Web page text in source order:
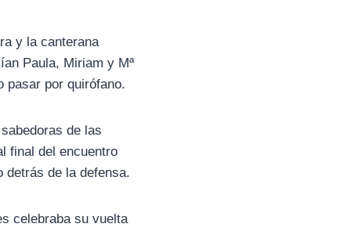
y la canterana
Paula, Miriam y Mª
pasar por quirófano.
de las
final del encuentro
detrás de la defensa.
celebraba su vuelta